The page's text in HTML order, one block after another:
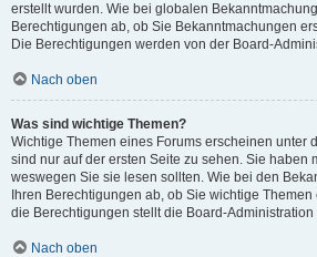
erstellt wurden. Wie bei globalen
Berechtigungen ab, ob Sie Bekanntmachungen
Die Berechtigungen werden von der Board-
Nach oben
Was sind wichtige Themen?
Wichtige Themen eines Forums erscheinen unter
sind nur auf der ersten Seite zu sehen. Sie haben
weswegen Sie sie lesen sollten. Wie bei den
Ihren Berechtigungen ab, ob Sie wichtige
die Berechtigungen stellt die Board-Administration
Nach oben